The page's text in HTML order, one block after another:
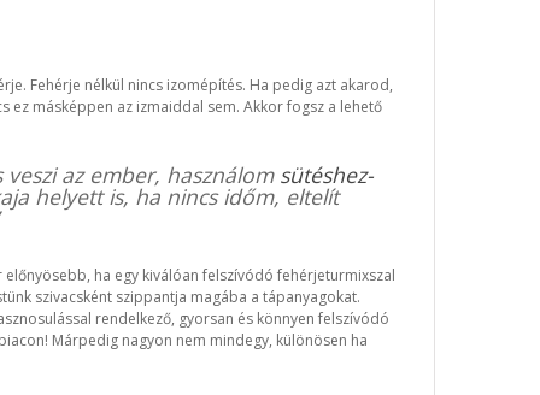
Fehérje nélkül nincs izomépítés. Ha pedig azt akarod,
ez másképpen az izmaiddal sem. Akkor fogsz a lehető
az ember, használom sütéshez-
helyett is, ha nincs időm, eltelít
ha egy kiválóan felszívódó fehérjeturmixszal
szivacsként szippantja magába a tápanyagokat.
rendelkező, gyorsan és könnyen felszívódó
Márpedig nagyon nem mindegy, különösen ha